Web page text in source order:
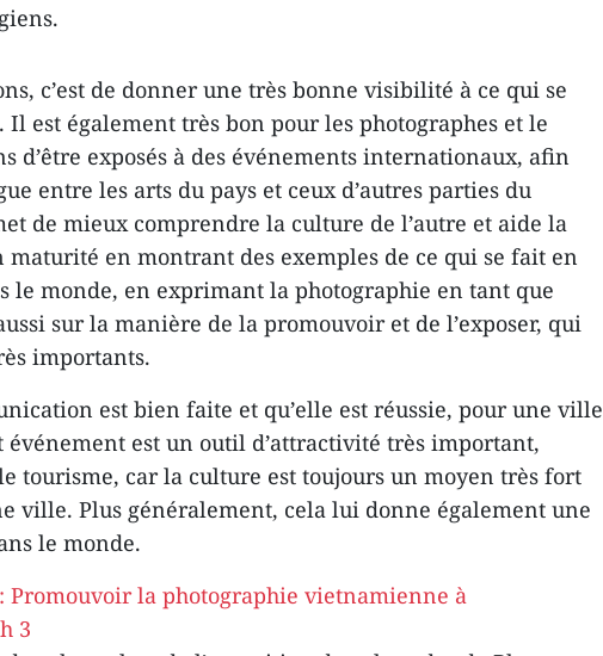
c’est de donner une très bonne visibilité à ce qui se
Il est également très bon pour les photographes et le
d’être exposés à des événements internationaux, afin
entre les arts du pays et ceux d’autres parties du
de mieux comprendre la culture de l’autre et aide la
maturité en montrant des exemples de ce qui se fait en
le monde, en exprimant la photographie en tant que
sur la manière de la promouvoir et de l’exposer, qui
importants.
est bien faite et qu’elle est réussie, pour une ville
événement est un outil d’attractivité très important,
tourisme, car la culture est toujours un moyen très fort
ville. Plus généralement, cela lui donne également une
le monde.